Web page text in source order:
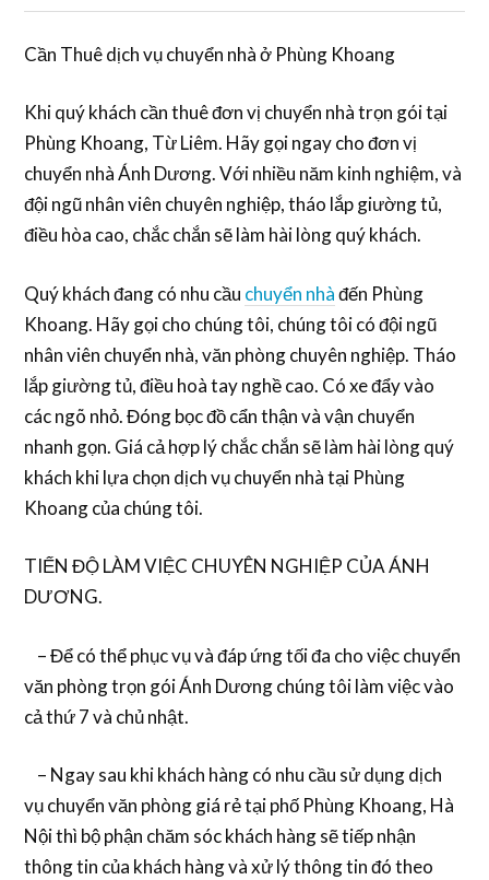
Cần Thuê dịch vụ chuyển nhà ở Phùng Khoang
Khi quý khách cần thuê đơn vị chuyển nhà trọn gói tại
Phùng Khoang, Từ Liêm. Hãy gọi ngay cho đơn vị
chuyển nhà Ánh Dương. Với nhiều năm kinh nghiệm, và
đội ngũ nhân viên chuyên nghiệp, tháo lắp giường tủ,
điều hòa cao, chắc chắn sẽ làm hài lòng quý khách.
Quý khách đang có nhu cầu chuyển nhàđến Phùng
Khoang. Hãy gọi cho chúng tôi, chúng tôi có đội ngũ
nhân viên chuyển nhà, văn phòng chuyên nghiệp. Tháo
lắp giường tủ, điều hoà tay nghề cao. Có xe đẩy vào
các ngõ nhỏ. Đóng bọc đồ cẩn thận và vận chuyển
nhanh gọn. Giá cả hợp lý chắc chắn sẽ làm hài lòng quý
khách khi lựa chọn dịch vụ chuyển nhà tại Phùng
Khoang của chúng tôi.
TIẾN ĐỘ LÀM VIỆC CHUYÊN NGHIỆP CỦA ÁNH
DƯƠNG.
– Để có thể phục vụ và đáp ứng tối đa cho việc chuyển
văn phòng trọn gói Ánh Dương chúng tôi làm việc vào
cả thứ 7 và chủ nhật.
– Ngay sau khi khách hàng có nhu cầu sử dụng dịch
vụ chuyển văn phòng giá rẻ tại phố Phùng Khoang, Hà
Nội thì bộ phận chăm sóc khách hàng sẽ tiếp nhận
thông tin của khách hàng và xử lý thông tin đó theo